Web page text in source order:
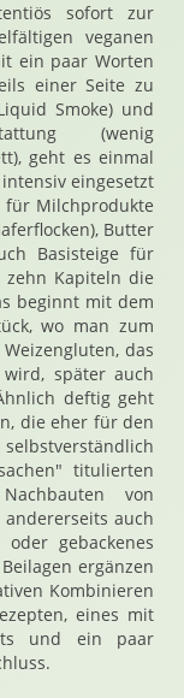
sofort zur
veganen
ein paar Worten
einer Seite zu
Smoke) und
(wenig
geht es einmal
eingesetzt
für Milchprodukte
Butter
Basisteige für
Kapiteln die
beginnt mit dem
wo man zum
das
später auch
deftig geht
die eher für den
titulierten
von
andererseits auch
gebackenes
ergänzen
Kombinieren
eines mit
und ein paar